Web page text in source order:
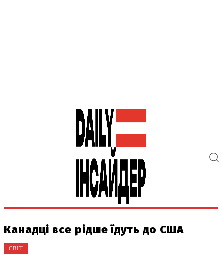
Канадці все рідше їдуть до США
СВІТ